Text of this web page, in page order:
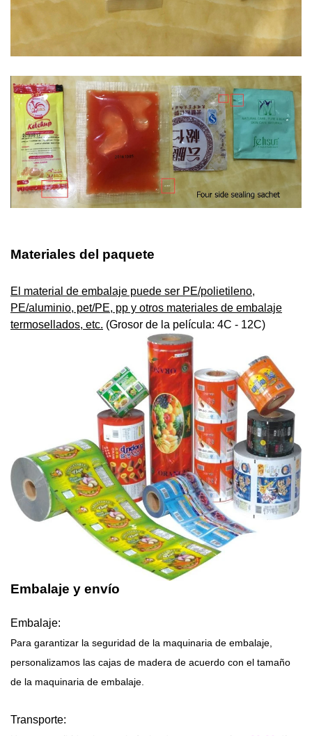
Materiales del paquete
El material de embalaje puede ser PE/polietileno,
PE/aluminio, pet/PE, pp y otros materiales de embalaje
termosellados, etc. (Grosor de la película: 4C - 12C)
Embalaje y envío
Embalaje:
Para garantizar la seguridad de la maquinaria de embalaje,
personalizamos las cajas de madera de acuerdo con el tamaño
de la maquinaria de embalaje.
Transporte: